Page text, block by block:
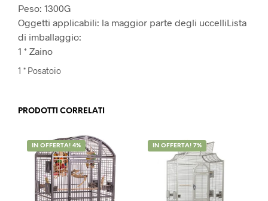
Peso: 1300G
Oggetti applicabili: la maggior parte degli uccelliLista
di imballaggio:
1 * Zaino
1 * Posatoio
PRODOTTI CORRELATI
IN OFFERTA! 4% IN OFFERTA! 7%